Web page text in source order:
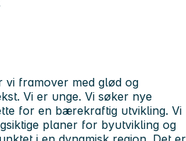
vi framover med glød og
Vi er unge. Vi søker nye
for en bærekraftig utvikling. Vi
planer for byutvikling og